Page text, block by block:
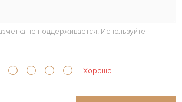
не поддерживается! Используйте
Хорошо